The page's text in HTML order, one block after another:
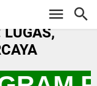
LUGAS,